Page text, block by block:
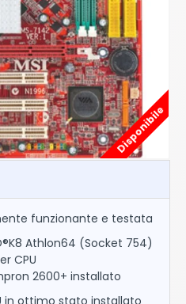
Disponibile
funzionante e testata
Athlon64 (Socket 754)
CPU
2600+ installato
in ottimo stato installato